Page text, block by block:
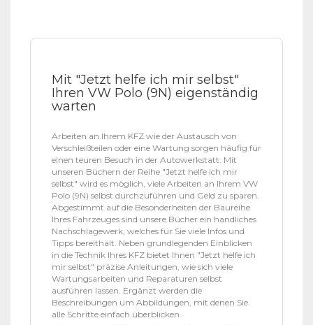
Mit "Jetzt helfe ich mir selbst"
Ihren VW Polo (9N) eigenständig
warten
Arbeiten an Ihrem KFZ wie der Austausch von
Verschleißteilen oder eine Wartung sorgen häufig für
einen teuren Besuch in der Autowerkstatt. Mit
unseren Büchern der Reihe "Jetzt helfe ich mir
selbst" wird es möglich, viele Arbeiten an Ihrem VW
Polo (9N) selbst durchzuführen und Geld zu sparen.
Abgestimmt auf die Besonderheiten der Baureihe
Ihres Fahrzeuges sind unsere Bücher ein handliches
Nachschlagewerk, welches für Sie viele Infos und
Tipps bereithält. Neben grundlegenden Einblicken
in die Technik Ihres KFZ bietet Ihnen "Jetzt helfe ich
mir selbst" präzise Anleitungen, wie sich viele
Wartungsarbeiten und Reparaturen selbst
ausführen lassen. Ergänzt werden die
Beschreibungen um Abbildungen, mit denen Sie
alle Schritte einfach überblicken.